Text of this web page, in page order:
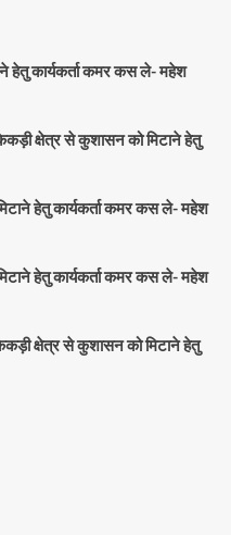
हेतु कार्यकर्ता कमर कस ले- महेश
क्षेत्र से कुशासन को मिटाने हेतु
हेतु कार्यकर्ता कमर कस ले- महेश
हेतु कार्यकर्ता कमर कस ले- महेश
क्षेत्र से कुशासन को मिटाने हेतु